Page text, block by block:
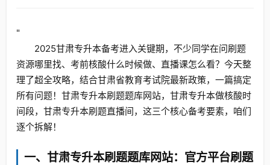
"
2025甘肃专升本备考进入关键期，不少同学在问刷题
资源哪里找、考前核酸什么时候做、直播课怎么看？今天整
理了超全攻略，结合甘肃省教育考试院最新政策，一篇搞定
所有问题！甘肃专升本刷题题库网站，甘肃专升本做核酸时
间段，甘肃专升本刷题直播间，这三个核心备考要素，咱们
逐个拆解！
一、甘肃专升本刷题题库网站：官方平台刷题